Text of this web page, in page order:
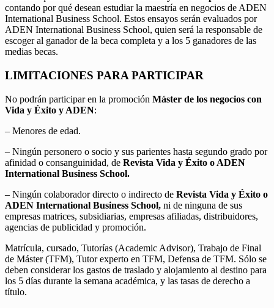
contando por qué desean estudiar la maestría en negocios de ADEN
International Business School. Estos ensayos serán evaluados por
ADEN International Business School, quien será la responsable de
escoger al ganador de la beca completa y a los 5 ganadores de las
medias becas.
LIMITACIONES PARA PARTICIPAR
No podrán participar en la promoción Máster de los negocios con
Vida y Éxito y ADEN:
– Menores de edad.
– Ningún personero o socio y sus parientes hasta segundo grado por
afinidad o consanguinidad, de Revista Vida y Éxito o ADEN
International Business School.
– Ningún colaborador directo o indirecto de Revista Vida y Éxito o
ADEN International Business School, ni de ninguna de sus
empresas matrices, subsidiarias, empresas afiliadas, distribuidores,
agencias de publicidad y promoción.
Matrícula, cursado, Tutorías (Academic Advisor), Trabajo de Final
de Máster (TFM), Tutor experto en TFM, Defensa de TFM. Sólo se
deben considerar los gastos de traslado y alojamiento al destino para
los 5 días durante la semana académica, y las tasas de derecho a
título.